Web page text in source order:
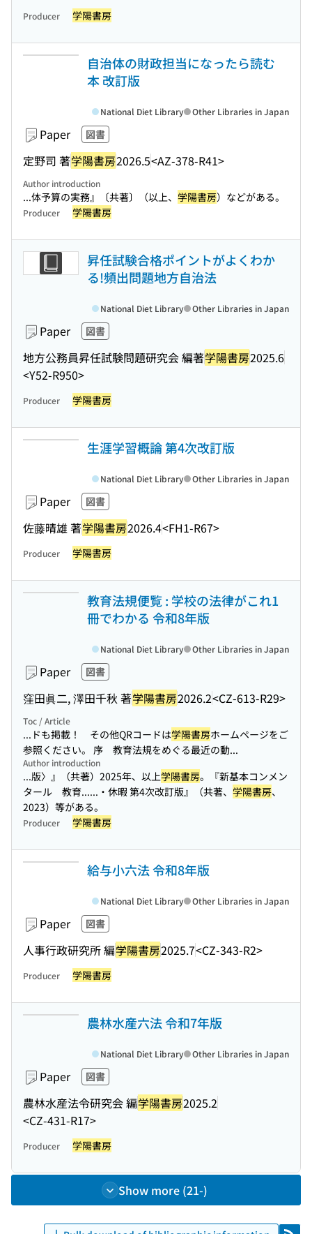
Producer 学陽書房
自治体の財政担当になったら読む
本 改訂版
Paper 図書
定野司 著学陽書房2026.5<AZ-378-R41>
National Diet Library Other Libraries in Japan
Author introduction
...体予算の実務』〔共著〕（以上、 学陽書房）などがある。
Producer 学陽書房
昇任試験合格ポイントがよくわか
る!頻出問題地方自治法
Paper 図書
地方公務員昇任試験問題研究会 編著学陽書房2025.6
<Y52-R950>
National Diet Library Other Libraries in Japan
Producer 学陽書房
生涯学習概論 第4次改訂版
Paper 図書
佐藤晴雄 著学陽書房2026.4<FH1-R67>
National Diet Library Other Libraries in Japan
Producer 学陽書房
教育法規便覧 : 学校の法律がこれ1
冊でわかる 令和8年版
Paper 図書
窪田眞二, 澤田千秋 著学陽書房2026.2<CZ-613-R29>
National Diet Library Other Libraries in Japan
Toc / Article
...ドも掲載！ その他QRコードは学陽書房ホームページをご
参照ください。 序 教育法規をめぐる最近の動...
Author introduction
...版〉』（共著）2025年、以上学陽書房。『新基本コンメン
タール 教育......・休暇 第4次改訂版』（共著、 学陽書房、
2023）等がある。
Producer 学陽書房
給与小六法 令和8年版
Paper 図書
人事行政研究所 編学陽書房2025.7<CZ-343-R2>
National Diet Library Other Libraries in Japan
Producer 学陽書房
農林水産六法 令和7年版
Paper 図書
農林水産法令研究会 編学陽書房2025.2
<CZ-431-R17>
National Diet Library Other Libraries in Japan
Producer 学陽書房
Show more (21-)